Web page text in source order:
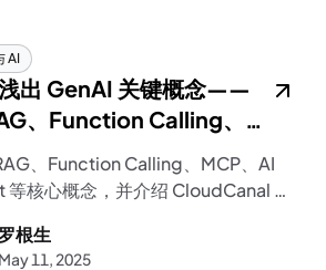
AI
出 GenAI 关键概念——
、Function Calling、
到 AI Agent
、Function Calling、MCP、AI
核心概念，并介绍 CloudCanal 在
罗根生
May 11, 2025